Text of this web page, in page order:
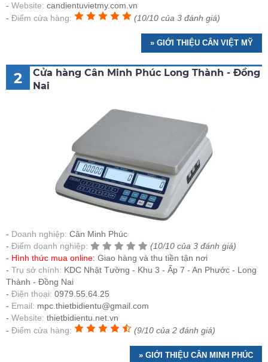
Website: candientuvietmy.com.vn
Điểm cửa hàng:
(10/10 của 3 đánh giá)
» GIỚI THIỆU CÂN VIỆT MỸ
2
Cửa hàng Cân Minh Phúc Long Thành - Đồng
Nai
Doanh nghiệp: Cân Minh Phúc
Điểm doanh nghiệp:
(10/10 của 3 đánh giá)
Hình thức mua online: Giao hàng và thu tiền tận nơi
Trụ sở chính: KDC Nhật Tường - Khu 3 - Ấp 7 - An Phước - Long
Thành - Đồng Nai
Điện thoại: 0979.55.64.25
Email: mpc.thietbidientu@gmail.com
Website: thietbidientu.net.vn
Điểm cửa hàng:
(9/10 của 2 đánh giá)
» GIỚI THIỆU CÂN MINH PHÚC